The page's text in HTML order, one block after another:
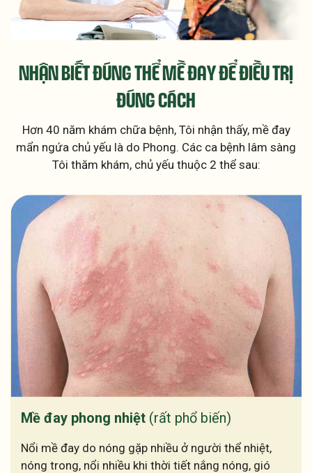
NHẬN BIẾT ĐÚNG THỂ MỀ ĐAYĐỂ ĐIỀU TRỊ
ĐÚNG CÁCH
Hơn 40 năm khám chữa bệnh, Tôi nhận thấy, mề đay
mẩn ngứa chủ yếu là do Phong. Các ca bệnh lâm sàng
Tôi thăm khám, chủ yếu thuộc 2 thể sau:
Mề đay phong nhiệt (rất phổ biến)
Nổi mề đay do nóng gặp nhiều ở người thể nhiệt,
nóng trong, nổi nhiều khi thời tiết nắng nóng, gió